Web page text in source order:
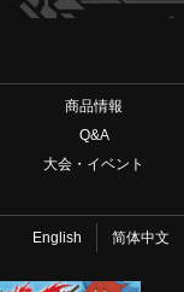
商品情報
Q&A
大会・イベント
English 简体中文